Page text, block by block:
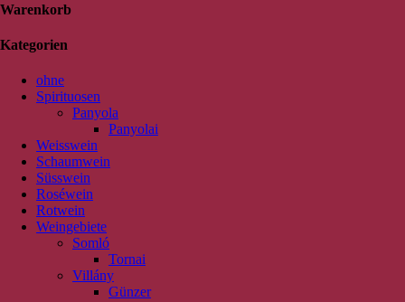
Warenkorb
Kategorien
ohne
Spirituosen
Panyola
Panyolai
Weisswein
Schaumwein
Süsswein
Roséwein
Rotwein
Weingebiete
Somló
Tornai
Villány
Günzer